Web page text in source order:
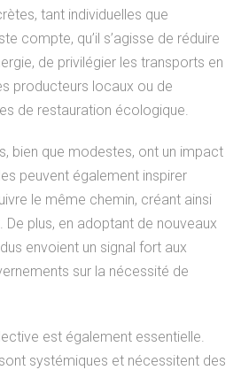
tant individuelles que
compte, qu’il s’agisse de réduire
de privilégier les transports en
producteurs locaux ou de
de restauration écologique.
bien que modestes, ont un impact
peuvent également inspirer
le même chemin, créant ainsi
De plus, en adoptant de nouveaux
envoient un signal fort aux
sur la nécessité de
est également essentielle.
systémiques et nécessitent des